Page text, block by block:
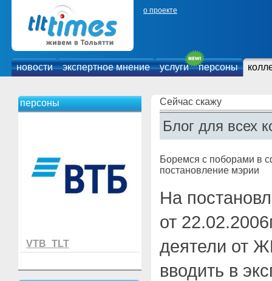
о проекте
новости экспертное мнение услуги персоны
персоны
VTB_TLT
Сейчас скажу
Блог для всех
Боремся с поборами в
постановление мэрии
На
от
деятели от
вводить в